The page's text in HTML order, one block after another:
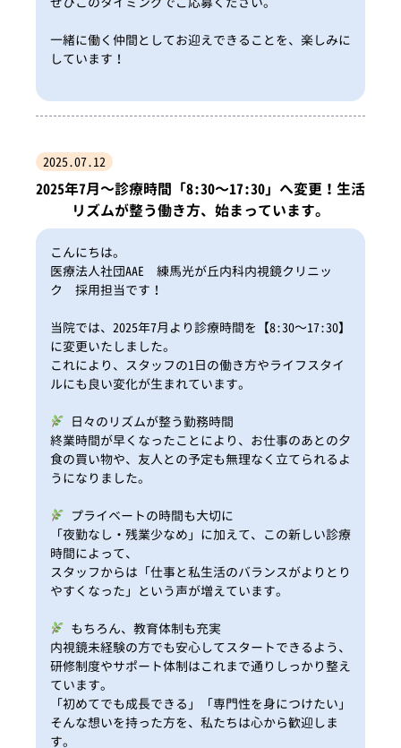
一緒に働く仲間としてお迎えできることを、楽しみに
しています！
2025.07.12
2025年7月～診療時間「8:30〜17:30」へ変更！生活
リズムが整う働き方、始まっています。
こんにちは。
医療法人社団AAE 練馬光が丘内科内視鏡クリニッ
ク 採用担当です！
当院では、2025年7月より診療時間を【8:30～17:30】
に変更いたしました。
これにより、スタッフの1日の働き方やライフスタイ
ルにも良い変化が生まれています。
日々のリズムが整う勤務時間
終業時間が早くなったことにより、お仕事のあとの夕
食の買い物や、友人との予定も無理なく立てられるよ
うになりました。
プライベートの時間も大切に
「夜勤なし・残業少なめ」に加えて、この新しい診療
時間によって、
スタッフからは「仕事と私生活のバランスがよりとり
やすくなった」という声が増えています。
もちろん、教育体制も充実
内視鏡未経験の方でも安心してスタートできるよう、
研修制度やサポート体制はこれまで通りしっかり整え
ています。
「初めてでも成長できる」「専門性を身につけたい」
そんな想いを持った方を、私たちは心から歓迎しま
す。